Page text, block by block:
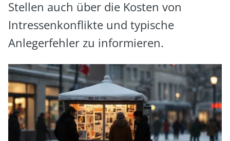
Stellen auch über die Kosten von
Intressenkonflikte und typische
Anlegerfehler zu informieren.